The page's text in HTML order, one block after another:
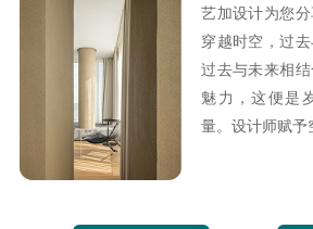
艺加设计为您
穿越时空，过
过去与未来相
魅力，这便是
量。设计师赋予